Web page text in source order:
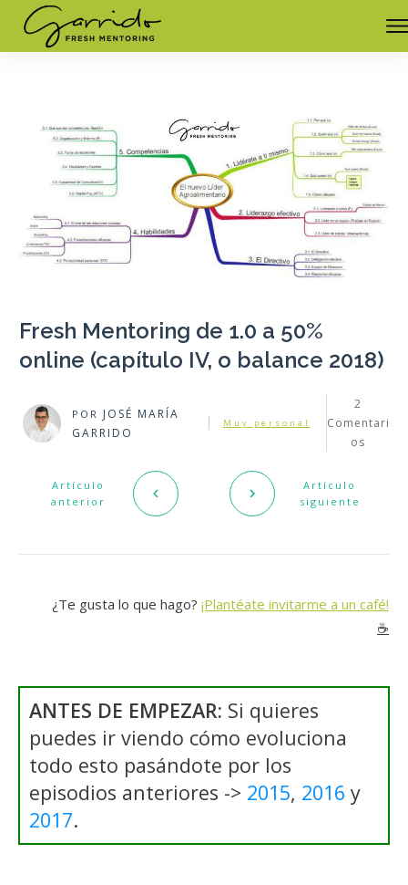
Fresh Mentoring de 1.0 a 50%
online (capítulo IV, o balance 2018)
POR JOSÉ MARÍA
GARRIDO
Muy personal
2
Comentari
os
Artículo
anterior
Artículo
siguiente
¿Te gusta lo que hago? ¡Plantéate invitarme a un café!
☕️
ANTES DE EMPEZAR: Si quieres
puedes ir viendo cómo evoluciona
todo esto pasándote por los
episodios anteriores -> 2015, 2016 y
2017.